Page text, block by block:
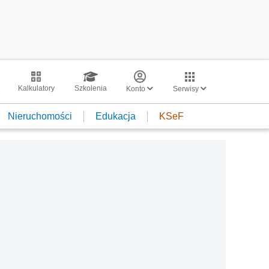
Kalkulatory Szkolenia Konto Serwisy
Nieruchomości Edukacja KSeF